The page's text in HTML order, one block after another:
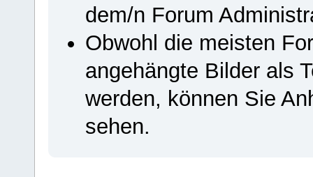
dem/n Forum
Obwohl die meisten
angehängte Bilder als
werden, können Sie
sehen.